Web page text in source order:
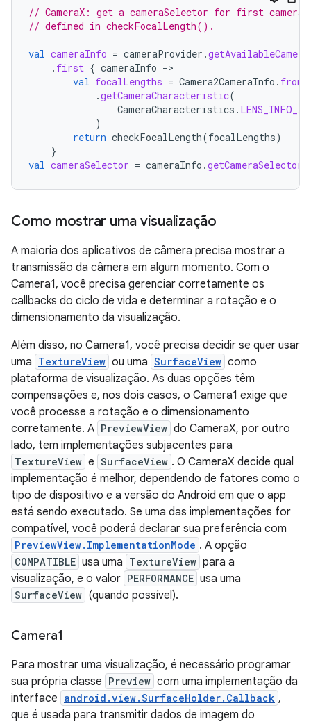
// CameraX: get a cameraSelector for first
// defined in checkFocalLength().
val cameraInfo = cameraProvider .
. first { cameraInfo ->
val focalLengths = Camera2CameraInfo . from
.getCameraCharacteristic(
CameraCharacteristics .
)
return checkFocalLength(focalLengths)
}
val cameraSelector = cameraInfo .getCameraSelector
Como mostrar uma visualização
A maioria dos aplicativos de câmera precisa mostrar a
transmissão da câmera em algum momento. Com o
Camera1, você precisa gerenciar corretamente os
callbacks do ciclo de vida e determinar a rotação e o
dimensionamento da visualização.
Além disso, no Camera1, você precisa decidir se quer usar
uma TextureView ou uma SurfaceView como
plataforma de visualização. As duas opções têm
compensações e, nos dois casos, o Camera1 exige que
você processe a rotação e o dimensionamento
corretamente. A PreviewView do CameraX, por outro
lado, tem implementações subjacentes para
TextureView e SurfaceView . O CameraX decide qual
implementação é melhor, dependendo de fatores como o
tipo de dispositivo e a versão do Android em que o app
está sendo executado. Se uma das implementações for
compatível, você poderá declarar sua preferência com
PreviewView.ImplementationMode . A opção
COMPATIBLE usa uma TextureView para a
visualização, e o valor PERFORMANCE usa uma
SurfaceView (quando possível).
Camera1
Para mostrar uma visualização, é necessário programar
sua própria classe Preview com uma implementação da
interface android.view.SurfaceHolder.Callback ,
que é usada para transmitir dados de imagem do